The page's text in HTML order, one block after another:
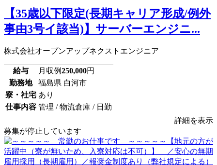
【35歳以下限定(長期キャリア形成/例外
事由3号イ該当)】サーバーエンジニ...
株式会社オープンアップネクストエンジニア
給与 月収例250,000円
勤務地
福島県 白河市
寮・社宅 あり
仕事内容 管理 / 物流倉庫 / 日勤
詳細を表示
募集が停止しています